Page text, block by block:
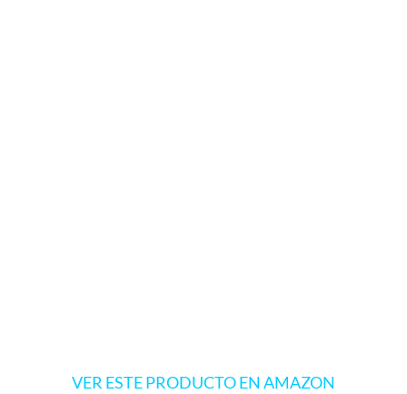
VER ESTE PRODUCTO EN AMAZON